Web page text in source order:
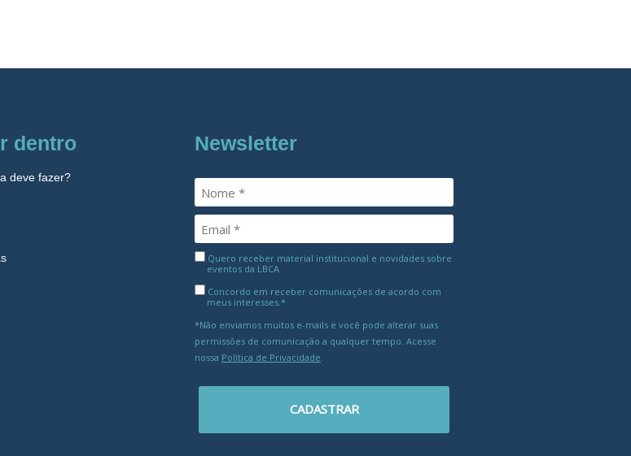
dentro
deve fazer?
Newsletter
Quero receber material institucional e novidades sobre
eventos da LBCA
Concordo em receber comunicações de acordo com
meus interesses.*
*Não enviamos muitos e-mails e você pode alterar suas
permissões de comunicação a qualquer tempo. Acesse
nossa Política de Privacidade
CADASTRAR